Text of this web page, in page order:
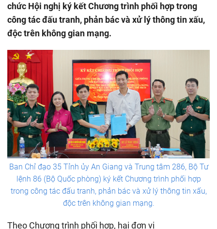
chức Hội nghị ký kết Chương trình phối hợp trong
công tác đấu tranh, phản bác và xử lý thông tin xấu,
độc trên không gian mạng.
Ban Chỉ đạo 35 Tỉnh ủy An Giang và Trung tâm 286, Bộ Tư
lệnh 86 (Bộ Quốc phòng) ký kết Chương trình phối hợp
trong công tác đấu tranh, phản bác và xử lý thông tin xấu,
độc trên không gian mạng.
Theo Chương trình phối hợp, hai đơn vị